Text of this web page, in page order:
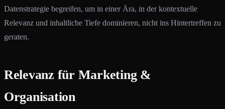
Datenstrategie begreifen, um in einer Ära, in der kontextuelle
Relevanz und inhaltliche Tiefe dominieren, nicht ins Hintertreffen zu
geraten.
Relevanz für Marketing &
Organisation